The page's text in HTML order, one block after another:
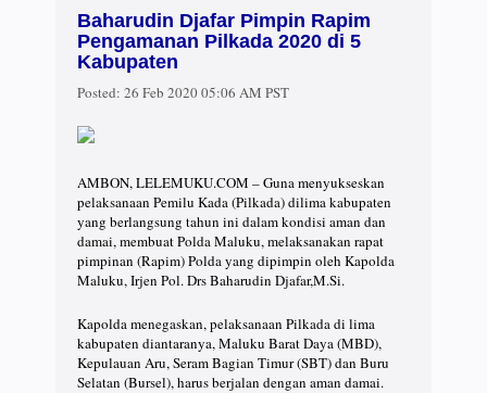
Baharudin Djafar Pimpin Rapim
Pengamanan Pilkada 2020 di 5
Kabupaten
Posted: 26 Feb 2020 05:06 AM PST
AMBON, LELEMUKU.COM – Guna menyukseskan
pelaksanaan Pemilu Kada (Pilkada) dilima kabupaten
yang berlangsung tahun ini dalam kondisi aman dan
damai, membuat Polda Maluku, melaksanakan rapat
pimpinan (Rapim) Polda yang dipimpin oleh Kapolda
Maluku, Irjen Pol. Drs Baharudin Djafar,M.Si.
Kapolda menegaskan, pelaksanaan Pilkada di lima
kabupaten diantaranya, Maluku Barat Daya (MBD),
Kepulauan Aru, Seram Bagian Timur (SBT) dan Buru
Selatan (Bursel), harus berjalan dengan aman damai.